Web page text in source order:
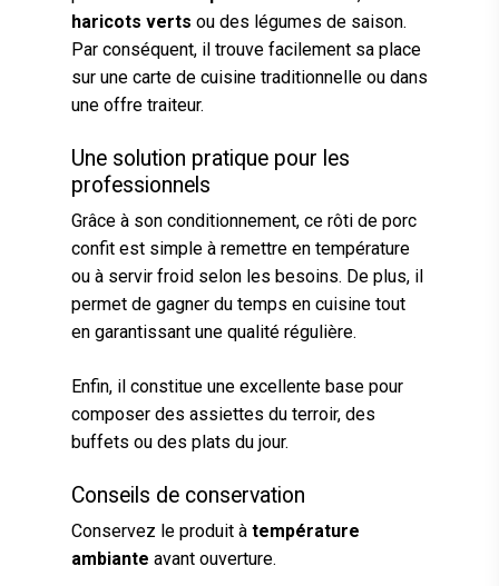
haricots verts ou des légumes de saison.
Par conséquent, il trouve facilement sa place
sur une carte de cuisine traditionnelle ou dans
une offre traiteur.
Une solution pratique pour les
professionnels
Grâce à son conditionnement, ce rôti de porc
confit est simple à remettre en température
ou à servir froid selon les besoins. De plus, il
permet de gagner du temps en cuisine tout
en garantissant une qualité régulière.
Enfin, il constitue une excellente base pour
composer des assiettes du terroir, des
buffets ou des plats du jour.
Conseils de conservation
Conservez le produit à température
ambiante avant ouverture.